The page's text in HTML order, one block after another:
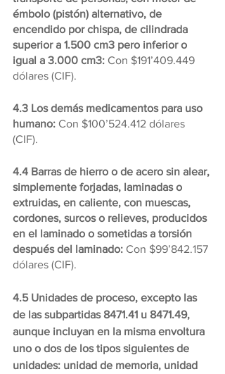
émbolo (pistón) alternativo, de
encendido por chispa, de cilindrada
superior a 1.500 cm3 pero inferior o
igual a 3.000 cm3: Con $191’409.449
dólares (CIF).
4.3 Los demás medicamentos para uso
humano: Con $100’524.412 dólares
(CIF).
4.4 Barras de hierro o de acero sin alear,
simplemente forjadas, laminadas o
extruidas, en caliente, con muescas,
cordones, surcos o relieves, producidos
en el laminado o sometidas a torsión
después del laminado: Con $99’842.157
dólares (CIF).
4.5 Unidades de proceso, excepto las
de las subpartidas 8471.41 u 8471.49,
aunque incluyan en la misma envoltura
uno o dos de los tipos siguientes de
unidades: unidad de memoria, unidad